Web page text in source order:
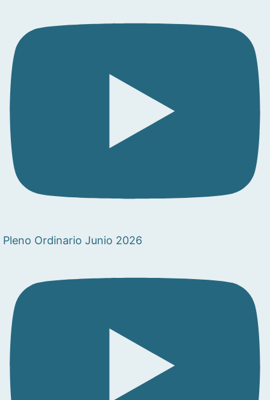
Pleno Ordinario Junio 2026